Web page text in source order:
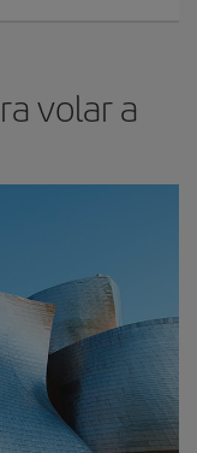
volar a